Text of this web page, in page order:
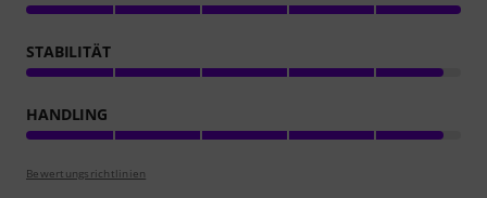
STABILITÄT
HANDLING
Bewertungsrichtlinien